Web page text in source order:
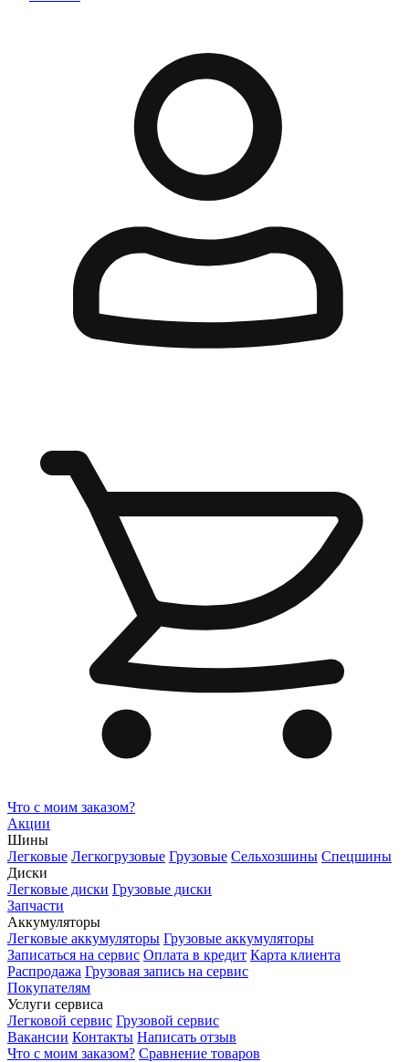
Что с моим заказом?
Акции
Шины
Легковые Легкогрузовые Грузовые Сельхозшины Спецшины
Диски
Легковые диски Грузовые диски
Запчасти
Аккумуляторы
Легковые аккумуляторы Грузовые аккумуляторы
Записаться на сервис Оплата в кредит Карта клиента
Распродажа Грузовая запись на сервис
Покупателям
Услуги сервиса
Легковой сервис Грузовой сервис
Вакансии Контакты Написать отзыв
Что с моим заказом? Сравнение товаров